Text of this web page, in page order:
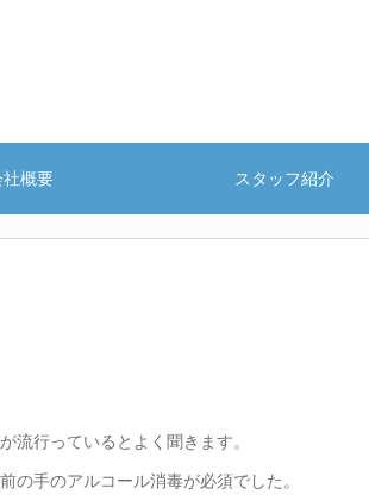
概要 スタッフ紹介
流行っているとよく聞きます。
の手のアルコール消毒が必須でした。